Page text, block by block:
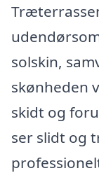
solskin,
skønheden
skidt og
ser slidt og